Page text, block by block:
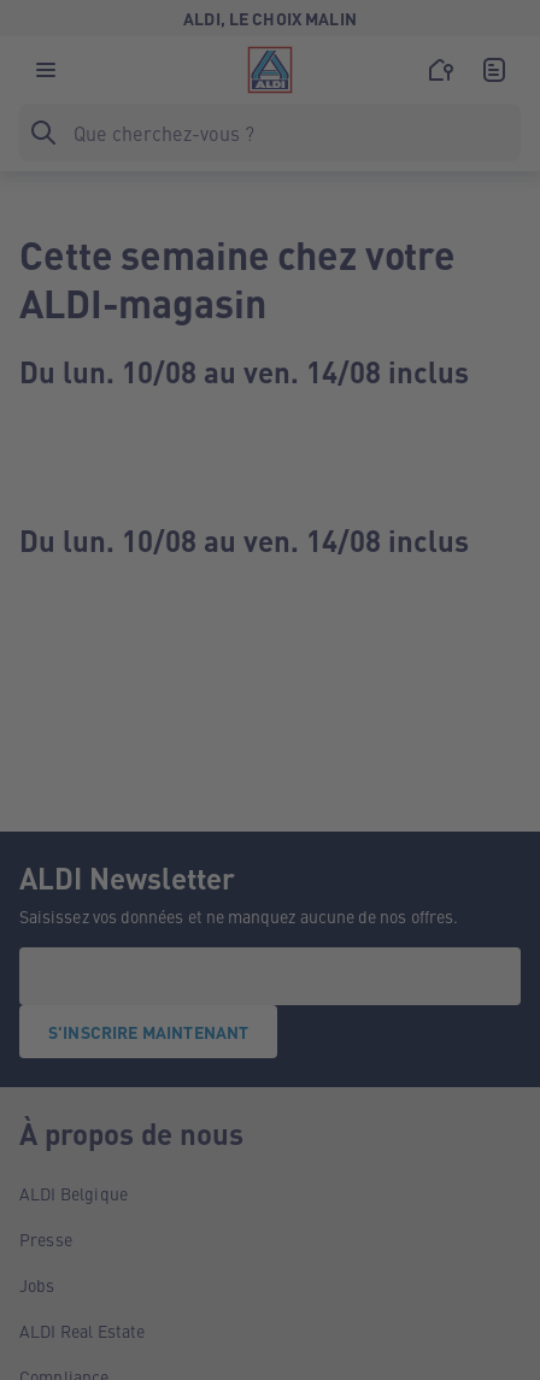
ALDI, LE CHOIX MALIN
Cette semaine chez votre
ALDI-magasin
Du lun. 10/08 au ven. 14/08 inclus
Du lun. 10/08 au ven. 14/08 inclus
ALDI Newsletter
Saisissez vos données et ne manquez aucune de nos offres.
S'INSCRIRE MAINTENANT
À propos de nous
ALDI Belgique
Presse
Jobs
ALDI Real Estate